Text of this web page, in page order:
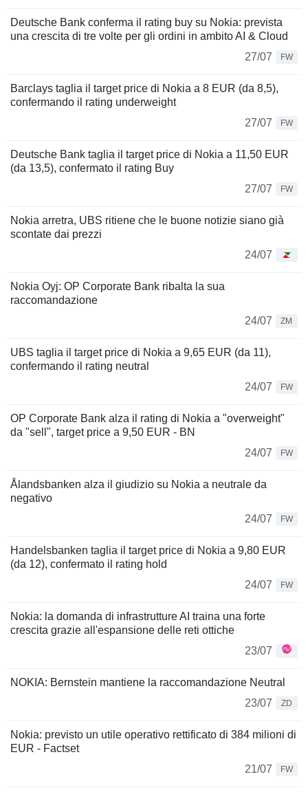
Deutsche Bank conferma il rating buy su Nokia: prevista
una crescita di tre volte per gli ordini in ambito AI & Cloud
27/07
FW
Barclays taglia il target price di Nokia a 8 EUR (da 8,5),
confermando il rating underweight
27/07
FW
Deutsche Bank taglia il target price di Nokia a 11,50 EUR
(da 13,5), confermato il rating Buy
27/07
FW
Nokia arretra, UBS ritiene che le buone notizie siano già
scontate dai prezzi
24/07
Nokia Oyj: OP Corporate Bank ribalta la sua
raccomandazione
24/07
ZM
UBS taglia il target price di Nokia a 9,65 EUR (da 11),
confermando il rating neutral
24/07
FW
OP Corporate Bank alza il rating di Nokia a "overweight"
da "sell", target price a 9,50 EUR - BN
24/07
FW
Ålandsbanken alza il giudizio su Nokia a neutrale da
negativo
24/07
FW
Handelsbanken taglia il target price di Nokia a 9,80 EUR
(da 12), confermato il rating hold
24/07
FW
Nokia: la domanda di infrastrutture AI traina una forte
crescita grazie all'espansione delle reti ottiche
23/07
NOKIA: Bernstein mantiene la raccomandazione Neutral
23/07
ZD
Nokia: previsto un utile operativo rettificato di 384 milioni di
EUR - Factset
21/07
FW